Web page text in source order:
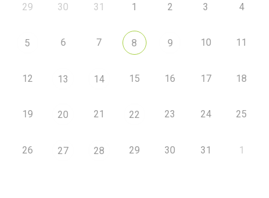
29 30 31 1 2 3 4
5 6 7 8 9 10 11
12 13 14 15 16 17 18
19 20 21 22 23 24 25
26 27 28 29 30 31 1